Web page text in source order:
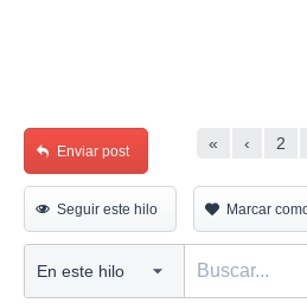
« ‹ 2
Enviar post
Seguir este hilo Marcar